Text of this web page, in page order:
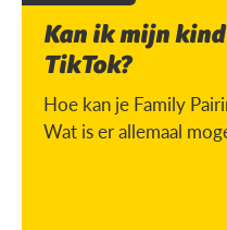
Kan ik mijn
TikTok?
Hoe kan je Family
Wat is er allemaal